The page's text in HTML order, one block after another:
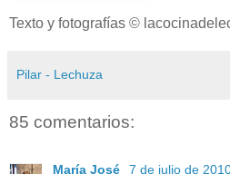
Texto y fotografías ©
Pilar - Lechuza
85 comentarios:
María José
7 de julio de